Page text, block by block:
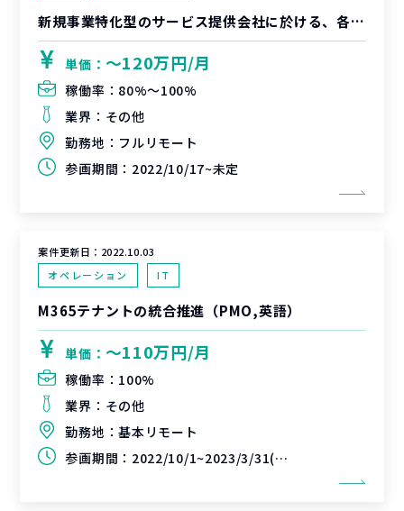
新規事業特化型のサービス提供会社に於ける、各種デリバリー/セールス支援業務
単価： 〜120万円/月
稼働率： 80%〜100%
業界： その他
勤務地： フルリモート
参画期間： 2022/10/17~未定
案件更新日： 2022.10.03
オペレーション
IT
M365テナントの統合推進（PMO,英語）
単価： 〜110万円/月
稼働率： 100%
業界： その他
勤務地：基本リモート
参画期間： 2022/10/1~2023/3/31(延長可能性あり)